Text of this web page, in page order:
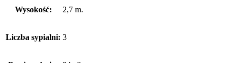
Wysokość: 2,7 m.
Liczba sypialni: 3